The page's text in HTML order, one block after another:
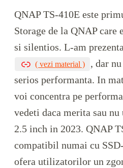
QNAP TS-410E este
Storage de la QNAP care
si silentios. L-am
( vezi material )
, dar
serios performanta. In
voi concentra pe
vedeti daca merita sau
2.5 inch in 2023. QNAP
compatibil numai cu
ofera utilizatorilor un